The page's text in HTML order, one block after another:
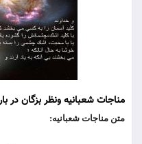
مناجات شعبانیه ونظر بزگان در
متن مناجات شعبانیه: